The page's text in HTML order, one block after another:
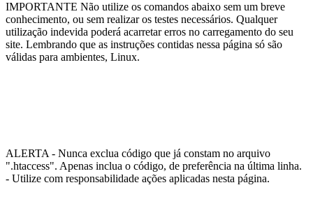
IMPORTANTE Não utilize os comandos abaixo sem um breve
conhecimento, ou sem realizar os testes necessários. Qualquer
utilização indevida poderá acarretar erros no carregamento do seu
site. Lembrando que as instruções contidas nessa página só são
válidas para ambientes, Linux.
ALERTA - Nunca exclua código que já constam no arquivo
".htaccess". Apenas inclua o código, de preferência na última linha.
- Utilize com responsabilidade ações aplicadas nesta página.